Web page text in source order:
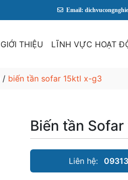
Email:
GIỚI THIỆU LĨNH VỰC HOẠT
/ biến tần sofar 15ktl x-g3
Biến tần Sofar
Liên hệ: